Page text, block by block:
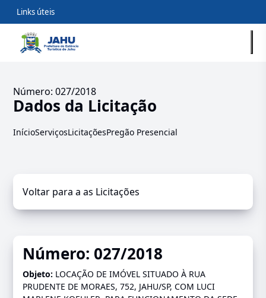
Links úteis
Número: 027/2018
Dados da Licitação
InícioServiçosLicitaçõesPregão Presencial
Voltar para a as Licitações
Número: 027/2018
Objeto: LOCAÇÃO DE IMÓVEL SITUADO À RUA
PRUDENTE DE MORAES, 752, JAHU/SP, COM LUCI